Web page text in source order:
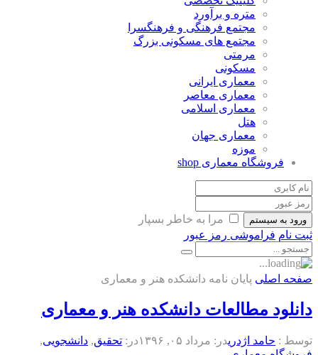
متره و برآورد
مجتمع فرهنگی و فرهنگسرا
مجتمع های مسکونی بزرگ
مرمتی
مسکونی
معماری ایرانی
معماری معاصر
معماری اسلامی
هتل
معماری جهان
موزه
فروشگاه معماری shop
ورود به سیستم
مرا به خاطر بسپار
ثبت نام فراموشی رمز عبور
صفحه اصلی پایان نامه دانشکده هنر و معماری
دانلود مطالعات دانشکده هنر و معماری
توسط : حامد اژدریدر: مرداد ۰۵, ۱۳۹۶ در: تحقیق, دانشجویی,